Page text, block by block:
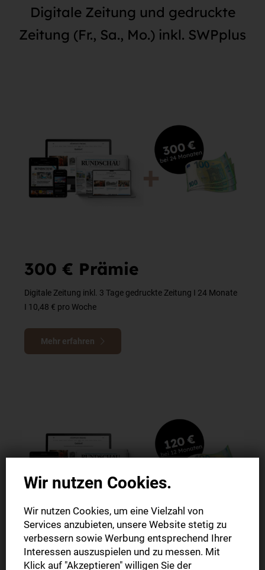
Digitale Zeitung und gedruckte
Zeitung (Fr., Sa., Mo.) inkl. SWPplus
300 € Prämie
Digitale Zeitung inkl. 3 Tage gedruckte Zeitung I 24 Monate
I 10,48 € pro Woche
Mehr erfahren
120 € Prämie
Wir nutzen Cookies.
Wir nutzen Cookies, um eine Vielzahl von
Services anzubieten, unsere Website stetig zu
verbessern sowie Werbung entsprechend Ihrer
Interessen auszuspielen und zu messen. Mit
Klick auf "Akzeptieren" willigen Sie der